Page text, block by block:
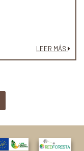
LEER MÁS